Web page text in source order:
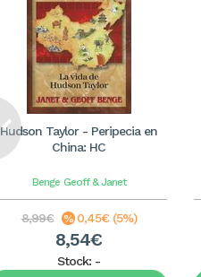
Hudson Taylor - Peripecia en
China: HC
Benge Geoff & Janet
8,99€ 0,45€ (5%)
8,54€
Stock: -